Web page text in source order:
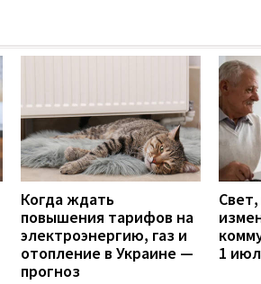
Когда ждать
повышения тарифов на
электроэнергию, газ и
отопление в Украине —
прогноз
Свет,
1